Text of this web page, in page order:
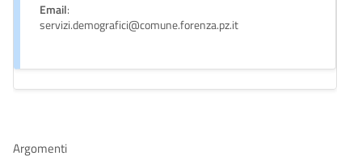
Email:
servizi.demografici@comune.forenza.pz.it
Argomenti